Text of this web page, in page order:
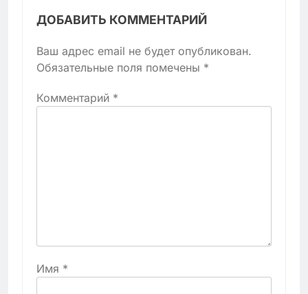
ДОБАВИТЬ КОММЕНТАРИЙ
Ваш адрес email не будет опубликован.
Обязательные поля помечены *
Комментарий *
Имя *